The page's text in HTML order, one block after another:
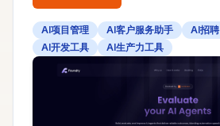
AI项目管理 AI客户服务助手 AI招聘
AI开发工具
AI生产力工具